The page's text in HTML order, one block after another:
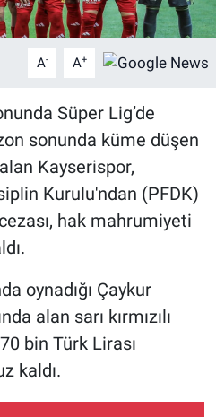
A- A+
Süper Lig’de
sonunda küme düşen
Kayserispor,
Kurulu'ndan (PFDK)
hak mahrumiyeti
oynadığı Çaykur
alan sarı kırmızılı
bin Türk Lirası
kaldı.